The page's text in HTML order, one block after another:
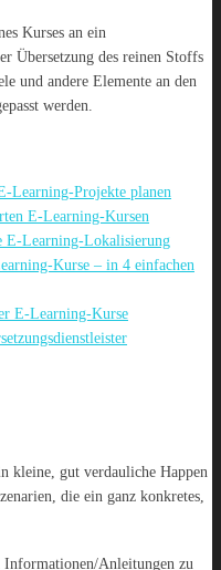
Kurses an ein
Übersetzung des reinen Stoffs
und andere Elemente an den
werden.
Learning-Projekte planen
E-Learning-Kursen
E-Learning-Lokalisierung
Kurse – in 4 einfachen
E-Learning-Kurse
kleine, gut verdauliche Happen
die ein ganz konkretes,
Informationen/Anleitungen zu